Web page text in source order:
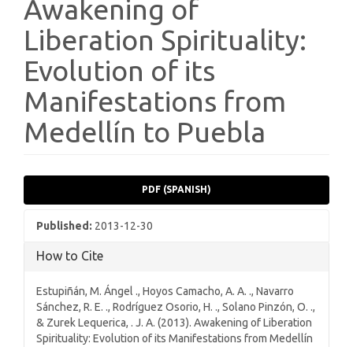
Awakening of
Liberation Spirituality:
Evolution of its
Manifestations from
Medellín to Puebla
Sidebar
PDF (SPANISH)
Published: 2013-12-30
How to Cite
Estupiñán, M. Ángel ., Hoyos Camacho, A. A. ., Navarro
Sánchez, R. E. ., Rodríguez Osorio, H. ., Solano Pinzón, O. .,
& Zurek Lequerica, . J. A. (2013). Awakening of Liberation
Spirituality: Evolution of its Manifestations from Medellín